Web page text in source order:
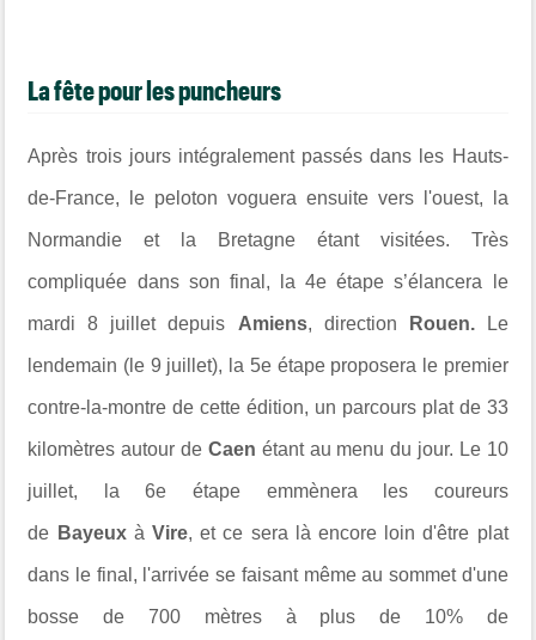
La fête pour les puncheurs
Après trois jours intégralement passés dans les Hauts-
de-France, le peloton voguera ensuite vers l'ouest, la
Normandie et la Bretagne étant visitées. Très
compliquée dans son final, la 4e étape s’élancera le
mardi 8 juillet depuis Amiens, direction Rouen. Le
lendemain (le 9 juillet), la 5e étape proposera le premier
contre-la-montre de cette édition, un parcours plat de 33
kilomètres autour de Caen étant au menu du jour. Le 10
juillet, la 6e étape emmènera les coureurs
de BayeuxàVire, et ce sera là encore loin d'être plat
dans le final, l'arrivée se faisant même au sommet d'une
bosse de 700 mètres à plus de 10% de